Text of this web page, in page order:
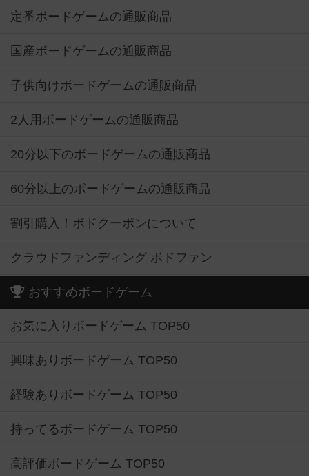
定番ボードゲームの通販商品
国産ボードゲームの通販商品
子供向けボードゲームの通販商品
2人用ボードゲームの通販商品
20分以下のボードゲームの通販商品
60分以上のボードゲームの通販商品
割引購入！ボドクーポンについて
クラウドファンディング ボドファン
おすすめボードゲーム
お気に入りボードゲーム TOP50
興味ありボードゲーム TOP50
経験ありボードゲーム TOP50
持ってるボードゲーム TOP50
高評価ボードゲーム TOP50